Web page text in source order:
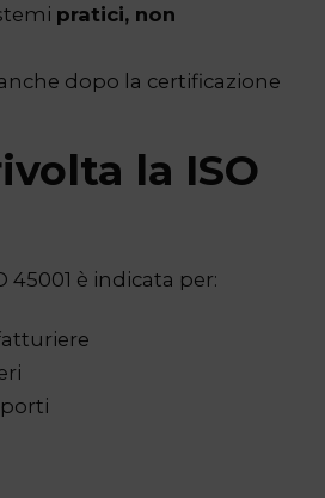
pratici, non
dopo la certificazione
la ISO
45001 è indicata per: